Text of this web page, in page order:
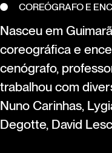
COREÓGRAFO E
Nasceu em
coreográfica e
cenógrafo,
trabalhou com
Nuno Carinhas,
Degotte, David